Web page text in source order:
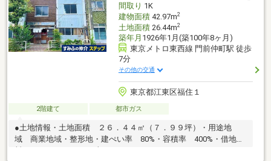
間取り 1K
建物面積42.97m2
土地面積26.44m2
築年月 1926年1月(築100年8ヶ月)
東京メトロ東西線 門前仲町駅 徒歩
7分
その他の交通
東京都江東区福住１
2階建て 都市ガス
●土地情報・土地面積 ２６．４４㎡（７．９９坪）・用途地
域 商業地域・整形地・建ぺい率 80%・容積率 400%・借地